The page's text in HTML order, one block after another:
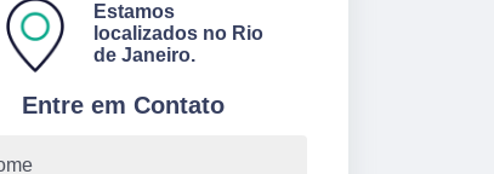
Entre em Contato
Estamos
localizados no Rio
de Janeiro.